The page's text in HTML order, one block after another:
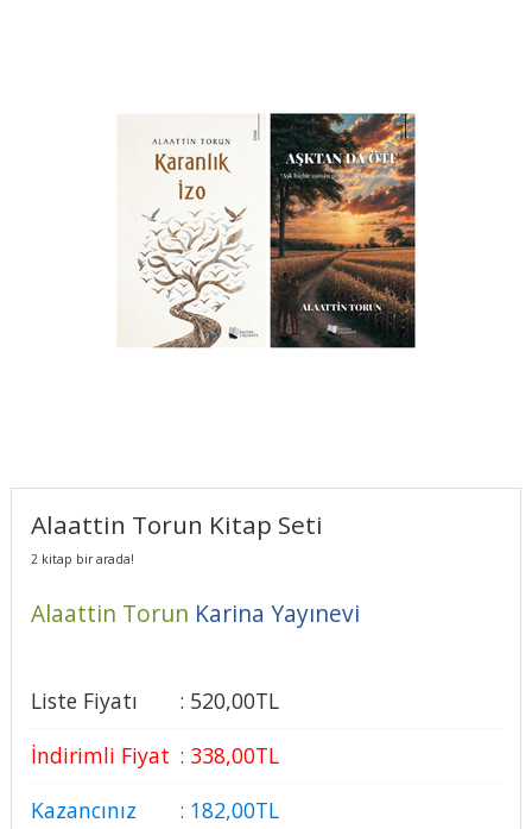
Alaattin Torun Kitap Seti
2 kitap bir arada!
Alaattin Torun Karina Yayınevi
Liste Fiyatı : 520,00TL
İndirimli Fiyat : 338,00TL
Kazancınız
: 182,00TL